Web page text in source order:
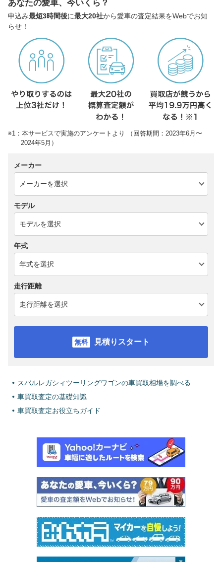
あなたの愛車、今いくら？
申込み最短3時間後に最大20社から愛車の査定結果をWebでお知
らせ！
※1：本サービスで実施のアンケートより （回答期間：2023年6月〜
2024年5月）
メーカー
モデル
年式
走行距離
見積りスタート
スバルレガシィツーリングワゴンの車買取相場を調べる
車買取査定の基礎知識
車買取査定お役立ちガイド